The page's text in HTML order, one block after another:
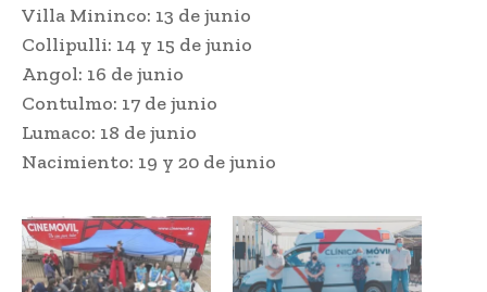
Villa Mininco: 13 de junio
Collipulli: 14 y 15 de junio
Angol: 16 de junio
Contulmo: 17 de junio
Lumaco: 18 de junio
Nacimiento: 19 y 20 de junio